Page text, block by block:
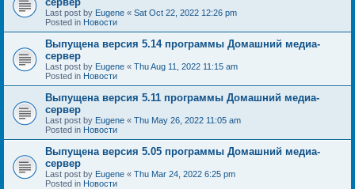
Last post by Eugene « Sat Oct 22, 2022 12:26 pm
Posted in Новости
Выпущена версия 5.14 программы Домашний медиа-
сервер
Last post by Eugene « Thu Aug 11, 2022 11:15 am
Posted in Новости
Выпущена версия 5.11 программы Домашний медиа-
сервер
Last post by Eugene « Thu May 26, 2022 11:05 am
Posted in Новости
Выпущена версия 5.05 программы Домашний медиа-
сервер
Last post by Eugene « Thu Mar 24, 2022 6:25 pm
Posted in Новости